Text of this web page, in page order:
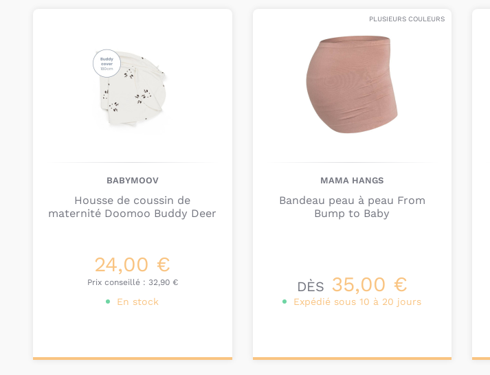
BABYMOOV
Housse de coussin de
maternité Doomoo Buddy Deer
24,00 €
Prix conseillé : 32,90 €
En stock
PLUSIEURS COULEURS
MAMA HANGS
Bandeau peau à peau From
Bump to Baby
DÈS 35,00 €
Expédié sous 10 à 20 jours